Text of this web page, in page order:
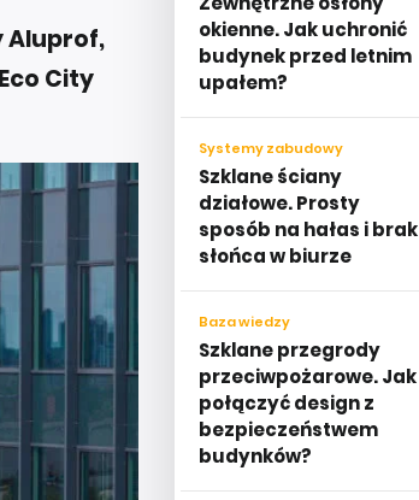
Aluprof,
City
okienne. Jak uchronić
budynek przed letnim
upałem?
Systemy zabudowy
Szklane ściany
działowe. Prosty
sposób na hałas i brak
słońca w biurze
Baza wiedzy
Szklane przegrody
przeciwpożarowe. Jak
połączyć design z
bezpieczeństwem
budynków?